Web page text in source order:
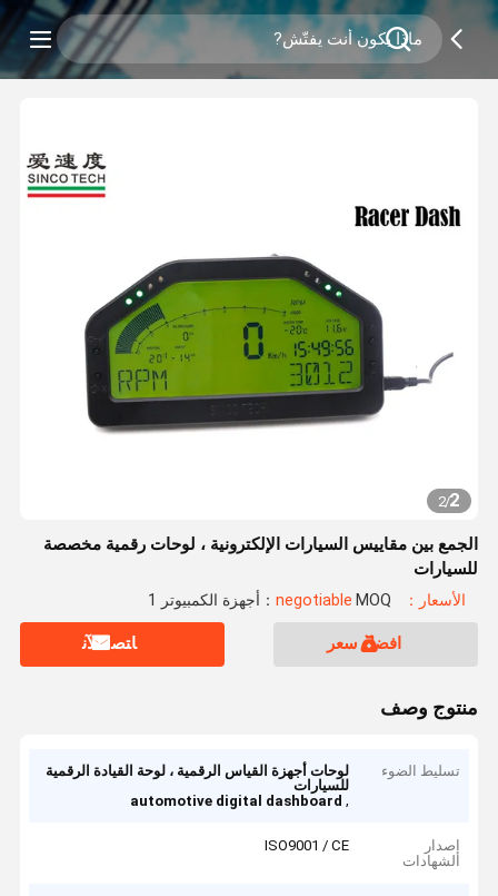
2
/
2
الجمع بين مقاييس السيارات الإلكترونية ، لوحات رقمية مخصصة
للسيارات
الأسعار：negotiable MOQ：أجهزة الكمبيوتر 1
افضل سعر ﺎﺘﺼﻟ ﺍﻶﻧ
منتوج وصف
تسليط الضوء
لوحات أجهزة القياس الرقمية ، لوحة القيادة الرقمية
للسيارات
,
automotive digital dashboard
إصدار
الشهادات
ISO9001 / CE